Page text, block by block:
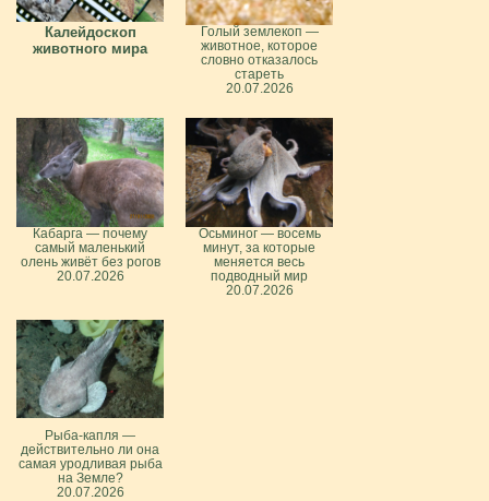
Калейдоскоп
животного мира
Голый землекоп —
животное, которое
словно отказалось
стареть
20.07.2026
Кабарга — почему
самый маленький
олень живёт без рогов
20.07.2026
Осьминог — восемь
минут, за которые
меняется весь
подводный мир
20.07.2026
Рыба-капля —
действительно ли она
самая уродливая рыба
на Земле?
20.07.2026